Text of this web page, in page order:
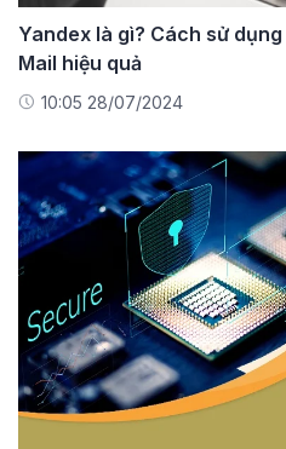
Yandex là gì? Cách sử
Mail hiệu quả
10:05 28/07/2024